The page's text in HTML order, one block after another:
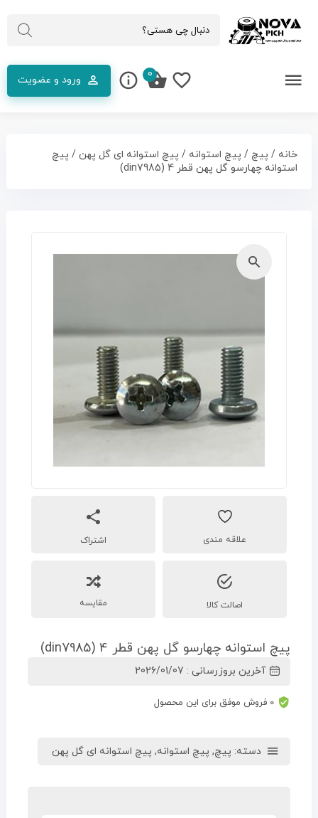
ورود و عضویت 0
خانه / پیچ / پیچ استوانه / پیچ استوانه ای گل پهن/ پیچ
استوانه چهارسو گل پهن قطر 4 (din7985)
اشتراک
اصالت کالا مقایسه
پیچ استوانه چهارسو گل پهن قطر 4 (din7985)
آخرین بروزرسانی : 2026/01/07
0 فروش موفق برای این محصول
دسته: پیچ, پیچ استوانه, پیچ استوانه ای گل پهن